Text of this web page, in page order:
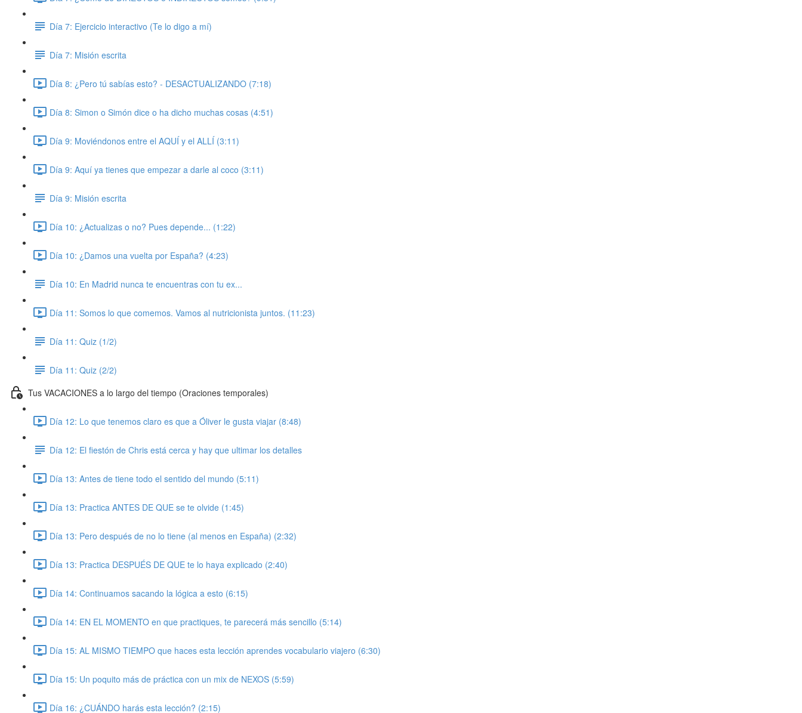
Día 7: Ejercicio interactivo (Te lo digo a mí)
Día 7: Misión escrita
Día 8: ¿Pero tú sabías esto? - DESACTUALIZANDO (7:18)
Día 8: Simon o Simón dice o ha dicho muchas cosas (4:51)
Día 9: Moviéndonos entre el AQUÍ y el ALLÍ (3:11)
Día 9: Aquí ya tienes que empezar a darle al coco (3:11)
Día 9: Misión escrita
Día 10: ¿Actualizas o no? Pues depende... (1:22)
Día 10: ¿Damos una vuelta por España? (4:23)
Día 10: En Madrid nunca te encuentras con tu ex...
Día 11: Somos lo que comemos. Vamos al nutricionista juntos. (11:23)
Día 11: Quiz (1/2)
Día 11: Quiz (2/2)
Tus VACACIONES a lo largo del tiempo (Oraciones temporales)
Día 12: Lo que tenemos claro es que a Óliver le gusta viajar (8:48)
Día 12: El fiestón de Chris está cerca y hay que ultimar los detalles
Día 13: Antes de tiene todo el sentido del mundo (5:11)
Día 13: Practica ANTES DE QUE se te olvide (1:45)
Día 13: Pero después de no lo tiene (al menos en España) (2:32)
Día 13: Practica DESPUÉS DE QUE te lo haya explicado (2:40)
Día 14: Continuamos sacando la lógica a esto (6:15)
Día 14: EN EL MOMENTO en que practiques, te parecerá más sencillo (5:14)
Día 15: AL MISMO TIEMPO que haces esta lección aprendes vocabulario viajero (6:30)
Día 15: Un poquito más de práctica con un mix de NEXOS (5:59)
Día 16: ¿CUÁNDO harás esta lección? (2:15)